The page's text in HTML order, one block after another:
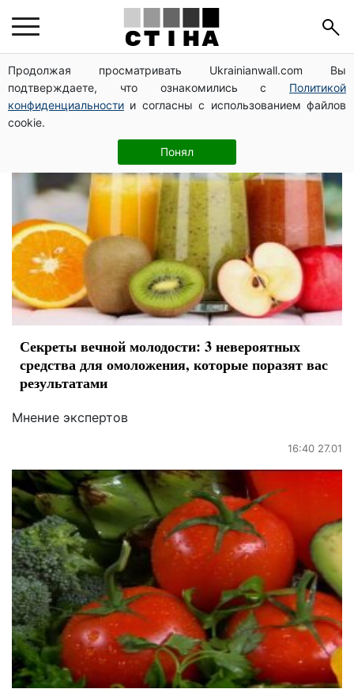
Продолжая просматривать Ukrainianwall.com Вы
подтверждаете, что ознакомились с Политикой
конфиденциальности и согласны с использованием файлов
cookie.
Понял
молодость
Секреты вечной молодости: 3 невероятных
средства для омоложения, которые поразят вас
результатами
Мнение экспертов
16:40 27.01